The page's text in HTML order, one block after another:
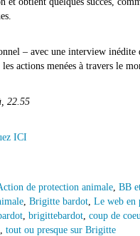
– avec une interview
actions menées à travers le
22.55
ICI
de protection animale, BB
, Brigitte bardot, Le web en
, brigittebardot, coup de
, tout ou presque sur Brigitte